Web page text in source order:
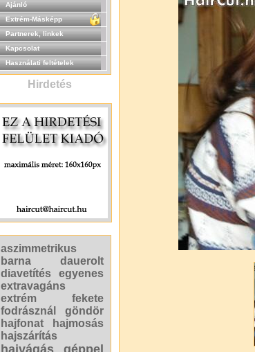
Ajánló
Extrém-Másképp
Partnerek, linkek
Kapcsolat
Használati feltételek
Hirdetés
aszimmetrikus
barna
dauerolt
diavetítés
egyenes
extravagáns
extrém
fekete
fodrásznál
göndör
hajfonat
hajmosás
hajszárítás
hajvágás géppel